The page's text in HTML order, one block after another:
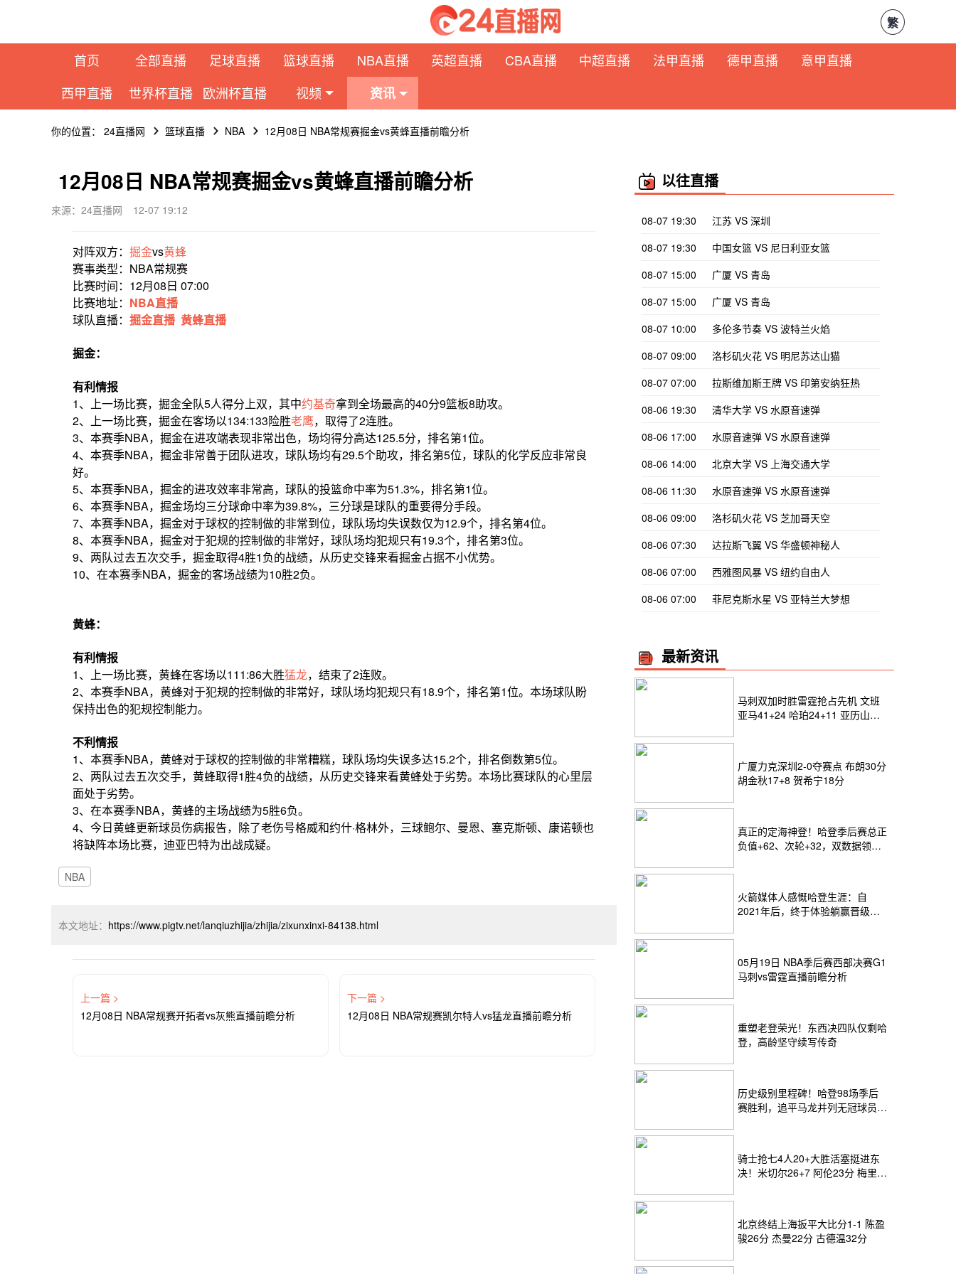
繁
首页 全部直播 足球直播 篮球直播 NBA直播 英超直播 CBA直播 中超直播 法甲直播 德甲直播
意甲直播
西甲直播
世界杯直播 欧洲杯直播 视频 资讯
你的位置： 24直播网 篮球直播 NBA 12月08日 NBA常规赛掘金vs黄蜂直播前瞻分析
12月08日 NBA常规赛掘金vs黄蜂直播前瞻分析
来源：24直播网 12-07 19:12
对阵双方： 掘金vs黄蜂
赛事类型：NBA常规赛
比赛时间：12月08日 07:00
比赛地址： NBA直播
球队直播： 掘金直播 黄蜂直播
掘金：
有利情报
1、上一场比赛，掘金全队5人得分上双，其中约基奇拿到全场最高的40分9篮板8助攻。
2、上一场比赛，掘金在客场以134:133险胜老鹰，取得了2连胜。
3、本赛季NBA，掘金在进攻端表现非常出色，场均得分高达125.5分，排名第1位。
4、本赛季NBA，掘金非常善于团队进攻，球队场均有29.5个助攻，排名第5位，球队的化学反应非常良
好。
5、本赛季NBA，掘金的进攻效率非常高，球队的投篮命中率为51.3%，排名第1位。
6、本赛季NBA，掘金场均三分球命中率为39.8%，三分球是球队的重要得分手段。
7、本赛季NBA，掘金对于球权的控制做的非常到位，球队场均失误数仅为12.9个，排名第4位。
8、本赛季NBA，掘金对于犯规的控制做的非常好，球队场均犯规只有19.3个，排名第3位。
9、两队过去五次交手，掘金取得4胜1负的战绩，从历史交锋来看掘金占据不小优势。
10、在本赛季NBA，掘金的客场战绩为10胜2负。
黄蜂：
有利情报
1、上一场比赛，黄蜂在客场以111:86大胜猛龙，结束了2连败。
2、本赛季NBA，黄蜂对于犯规的控制做的非常好，球队场均犯规只有18.9个，排名第1位。本场球队盼
保持出色的犯规控制能力。
不利情报
1、本赛季NBA，黄蜂对于球权的控制做的非常糟糕，球队场均失误多达15.2个，排名倒数第5位。
2、两队过去五次交手，黄蜂取得1胜4负的战绩，从历史交锋来看黄蜂处于劣势。本场比赛球队的心里层
面处于劣势。
3、在本赛季NBA，黄蜂的主场战绩为5胜6负。
4、今日黄蜂更新球员伤病报告，除了老伤号格威和约什·格林外，三球鲍尔、曼恩、塞克斯顿、康诺顿也
将缺阵本场比赛，迪亚巴特为出战成疑。
NBA
本文地址： https://www.pigtv.net/lanqiuzhijia/zhijia/zixunxinxi-84138.html
上一篇 >
12月08日 NBA常规赛开拓者vs灰熊直播前瞻分析
下一篇 >
12月08日 NBA常规赛凯尔特人vs猛龙直播前瞻分析
以往直播
08-07 19:30
江苏 VS 深圳
08-07 19:30
中国女篮 VS 尼日利亚女篮
08-07 15:00
广厦 VS 青岛
08-07 15:00
广厦 VS 青岛
08-07 10:00
多伦多节奏 VS 波特兰火焰
08-07 09:00
洛杉矶火花 VS 明尼苏达山猫
08-07 07:00
拉斯维加斯王牌 VS 印第安纳狂热
08-06 19:30
清华大学 VS 水原音速弹
08-06 17:00
水原音速弹 VS 水原音速弹
08-06 14:00
北京大学 VS 上海交通大学
08-06 11:30
水原音速弹 VS 水原音速弹
08-06 09:00
洛杉矶火花 VS 芝加哥天空
08-06 07:30
达拉斯飞翼 VS 华盛顿神秘人
08-06 07:00
西雅图风暴 VS 纽约自由人
08-06 07:00
菲尼克斯水星 VS 亚特兰大梦想
最新资讯
马刺双加时胜雷霆抢占先机 文班
亚马41+24 哈珀24+11 亚历山大
广厦力克深圳2-0夺赛点 布朗30分
胡金秋17+8 贺希宁18分
真正的定海神登！哈登季后赛总正
负值+62、次轮+32，双数据领跑
火箭媒体人感慨哈登生涯：自
2021年后，终于体验躺赢晋级滋
05月19日 NBA季后赛西部决赛G1
马刺vs雷霆直播前瞻分析
重塑老登荣光！东西决四队仅剩哈
登，高龄坚守续写传奇
历史级别里程碑！哈登98场季后
赛胜利，追平马龙并列无冠球员历
骑士抢七4人20+大胜活塞挺进东
决！米切尔26+7 阿伦23分 梅里尔
北京终结上海扳平大比分1-1 陈盈
骏26分 杰曼22分 古德温32分